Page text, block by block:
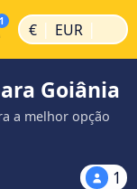
€ | EUR |
Goiânia
a melhor opção
1